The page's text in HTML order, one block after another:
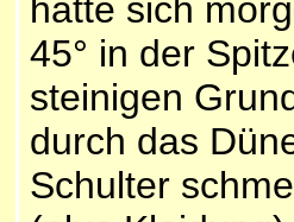
hatte sich
45° in der
steinigen
durch das
Schulter